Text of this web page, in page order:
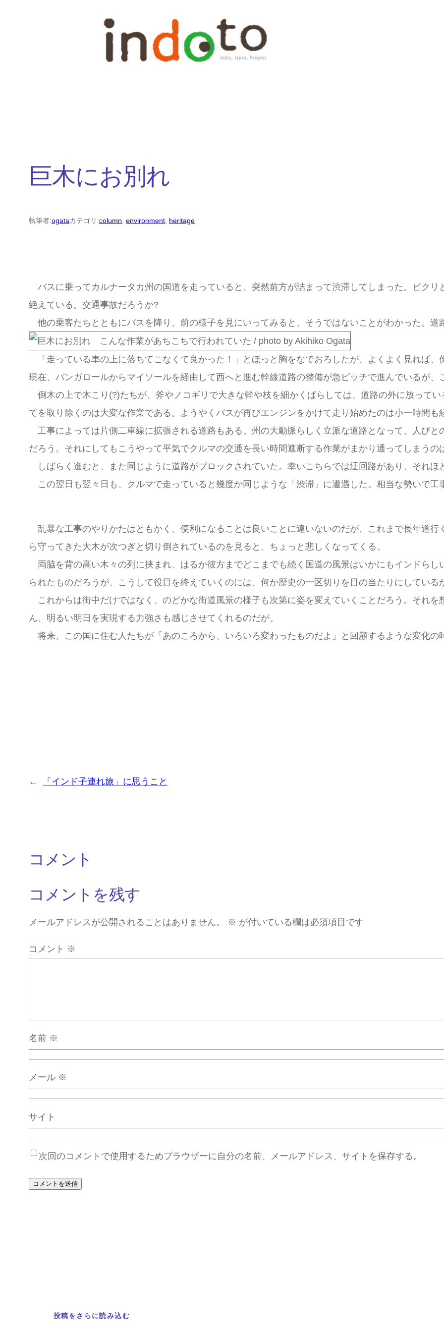
巨木にお別れ
執筆者:ogataカテゴリ:column environment heritage
バスに乗ってカルナータカ州の国道を走っていると、突然前方が詰まって渋滞してしまった。ピクリ
絶えている。交通事故だろうか?
他の乗客たちとともにバスを降り、前の様子を見にいってみると、そうではないことがわかった。道
「走っている車の上に落ちてこなくて良かった！」とほっと胸をなでおろしたが、よくよく見れば、
現在、バンガロールからマイソールを経由して西へと進む幹線道路の整備が急ピッチで進んでいるが、
倒木の上で木こり(?)たちが、斧やノコギリで大きな幹や枝を細かくばらしては、道路の外に放って
てを取り除くのは大変な作業である。ようやくバスが再びエンジンをかけて走り始めたのは小一時間も
工事によっては片側二車線に拡張される道路もある。州の大動脈らしく立派な道路となって、人びと
だろう。それにしてもこうやって平気でクルマの交通を長い時間遮断する作業がまかり通ってしまうの
しばらく進むと、また同じように道路がブロックされていた。幸いこちらでは迂回路があり、それほ
この翌日も翌々日も、クルマで走っていると幾度か同じような「渋滞」に遭遇した。相当な勢いで工
乱暴な工事のやりかたはともかく、便利になることは良いことに違いないのだが、これまで長年道
ら守ってきた大木が次つぎと切り倒されているのを見ると、ちょっと悲しくなってくる。
両脇を背の高い木々の列に挟まれ、はるか彼方までどこまでも続く国道の風景はいかにもインドらし
られたものだろうが、こうして役目を終えていくのには、何か歴史の一区切りを目の当たりにしている
これからは街中だけではなく、のどかな街道風景の様子も次第に姿を変えていくことだろう。それを
ん、明るい明日を実現する力強さも感じさせてくれるのだが。
将来、この国に住む人たちが「あのころから、いろいろ変わったものだよ」と回顧するような変化の
← 「インド子連れ旅」に思うこと
コメント
コメントを残す
メールアドレスが公開されることはありません。 ※ が付いている欄は必須項目です
コメント ※
名前 ※
メール ※
サイト
次回のコメントで使用するためブラウザーに自分の名前、メールアドレス、サイトを保存する。
投稿をさらに読み込む